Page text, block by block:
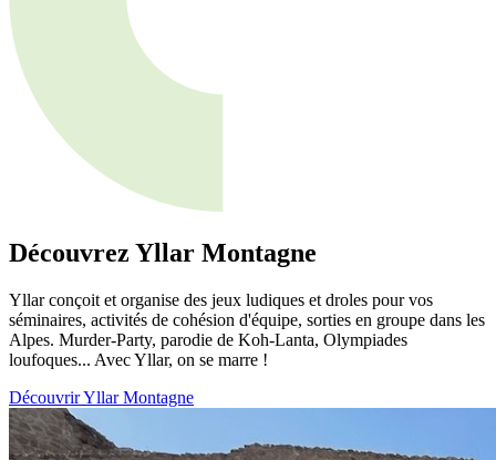
Découvrez Yllar Montagne
Yllar conçoit et organise des jeux ludiques et droles pour vos
séminaires, activités de cohésion d'équipe, sorties en groupe dans les
Alpes. Murder-Party, parodie de Koh-Lanta, Olympiades
loufoques... Avec Yllar, on se marre !
Découvrir Yllar Montagne